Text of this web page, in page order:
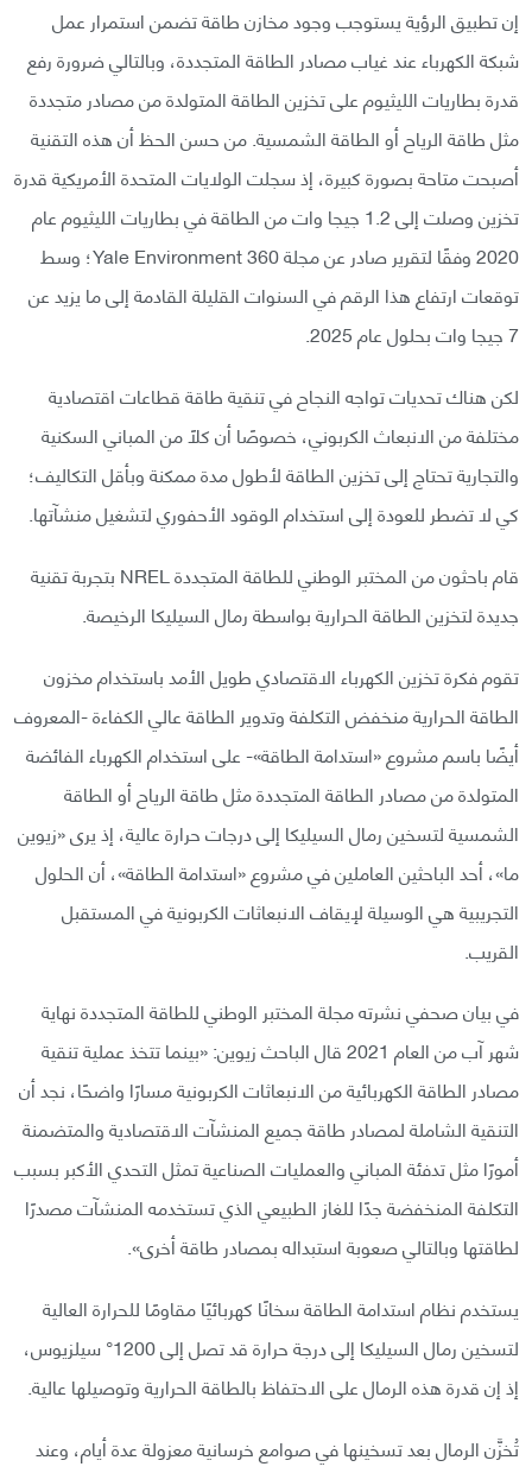
إن تطبيق الرؤية يستوجب وجود مخازن طاقة تضمن استمرار عمل
شبكة الكهرباء عند غياب مصادر الطاقة المتجددة، وبالتالي ضرورة رفع
قدرة بطاريات الليثيوم على تخزين الطاقة المتولدة من مصادر متجددة
مثل طاقة الرياح أو الطاقة الشمسية. من حسن الحظ أن هذه التقنية
أصبحت متاحة بصورة كبيرة، إذ سجلت الولايات المتحدة الأمريكية قدرة
تخزين وصلت إلى 1.2 جيجا وات من الطاقة في بطاريات الليثيوم عام
2020 وفقًا لتقرير صادر عن مجلة Yale Environment 360؛ وسط
توقعات ارتفاع هذا الرقم في السنوات القليلة القادمة إلى ما يزيد عن
7 جيجا وات بحلول عام 2025.
لكن هناك تحديات تواجه النجاح في تنقية طاقة قطاعات اقتصادية
مختلفة من الانبعاث الكربوني، خصوصًا أن كلًا من المباني السكنية
والتجارية تحتاج إلى تخزين الطاقة لأطول مدة ممكنة وبأقل التكاليف؛
كي لا تضطر للعودة إلى استخدام الوقود الأحفوري لتشغيل منشآتها.
قام باحثون من المختبر الوطني للطاقة المتجددة NREL بتجربة تقنية
جديدة لتخزين الطاقة الحرارية بواسطة رمال السيليكا الرخيصة.
تقوم فكرة تخزين الكهرباء الاقتصادي طويل الأمد باستخدام مخزون
الطاقة الحرارية منخفض التكلفة وتدوير الطاقة عالي الكفاءة -المعروف
أيضًا باسم مشروع «استدامة الطاقة»- على استخدام الكهرباء الفائضة
المتولدة من مصادر الطاقة المتجددة مثل طاقة الرياح أو الطاقة
الشمسية لتسخين رمال السيليكا إلى درجات حرارة عالية، إذ يرى «زيوين
ما»، أحد الباحثين العاملين في مشروع «استدامة الطاقة»، أن الحلول
التجريبية هي الوسيلة لإيقاف الانبعاثات الكربونية في المستقبل
القريب.
في بيان صحفي نشرته مجلة المختبر الوطني للطاقة المتجددة نهاية
شهر آب من العام 2021 قال الباحث زيوين: «بينما تتخذ عملية تنقية
مصادر الطاقة الكهربائية من الانبعاثات الكربونية مسارًا واضحًا، نجد أن
التنقية الشاملة لمصادر طاقة جميع المنشآت الاقتصادية والمتضمنة
أمورًا مثل تدفئة المباني والعمليات الصناعية تمثل التحدي الأكبر بسبب
التكلفة المنخفضة جدًا للغاز الطبيعي الذي تستخدمه المنشآت مصدرًا
لطاقتها وبالتالي صعوبة استبداله بمصادر طاقة أخرى».
يستخدم نظام استدامة الطاقة سخانًا كهربائيًا مقاومًا للحرارة العالية
لتسخين رمال السيليكا إلى درجة حرارة قد تصل إلى 1200° سيلزيوس،
إذ إن قدرة هذه الرمال على الاحتفاظ بالطاقة الحرارية وتوصيلها عالية.
تُخزَّن الرمال بعد تسخينها في صوامع خرسانية معزولة عدة أيام، وعند